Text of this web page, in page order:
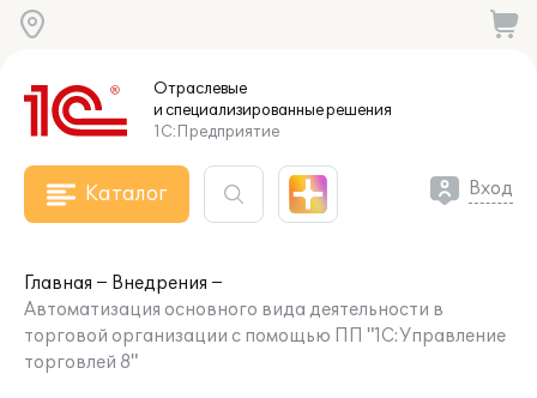
Отраслевые
и специализированныерешения
1С:Предприятие
Каталог Вход
Главная
Внедрения
Автоматизация основного вида деятельности в
торговой организации с помощью ПП "1С:Управление
торговлей 8"